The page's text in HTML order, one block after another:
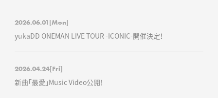
2026.06.01[Mon]
yukaDD ONEMAN LIVE TOUR -ICONIC-開催決定！
2026.04.24[Fri]
新曲「最愛」Music Video公開！